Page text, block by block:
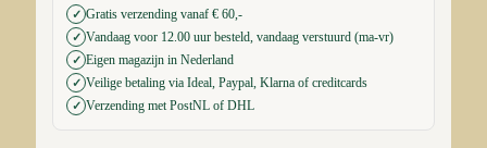
met
Café
Cap
Tofu
aantal
✓ Gratis verzending vanaf € 60,-
✓ Vandaag voor 12.00 uur besteld, vandaag verstuurd (ma-vr)
✓ Eigen magazijn in Nederland
✓ Veilige betaling via Ideal, Paypal, Klarna of creditcards
✓ Verzending met PostNL of DHL